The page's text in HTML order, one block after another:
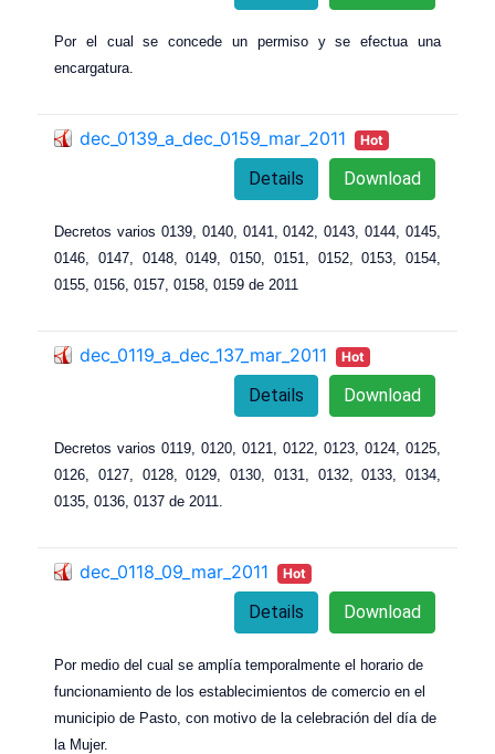
Por el cual se concede un permiso y se efectua una
encargatura.
dec_0139_a_dec_0159_mar_2011 Hot
Download
Details
Decretos varios 0139, 0140, 0141, 0142, 0143, 0144, 0145,
0146, 0147, 0148, 0149, 0150, 0151, 0152, 0153, 0154,
0155, 0156, 0157, 0158, 0159 de 2011
dec_0119_a_dec_137_mar_2011 Hot
Download
Details
Decretos varios 0119, 0120, 0121, 0122, 0123, 0124, 0125,
0126, 0127, 0128, 0129, 0130, 0131, 0132, 0133, 0134,
0135, 0136, 0137 de 2011.
dec_0118_09_mar_2011 Hot
Download
Details
Por medio del cual se amplía temporalmente el horario de
funcionamiento de los establecimientos de comercio en el
municipio de Pasto, con motivo de la celebración del día de
la Mujer.